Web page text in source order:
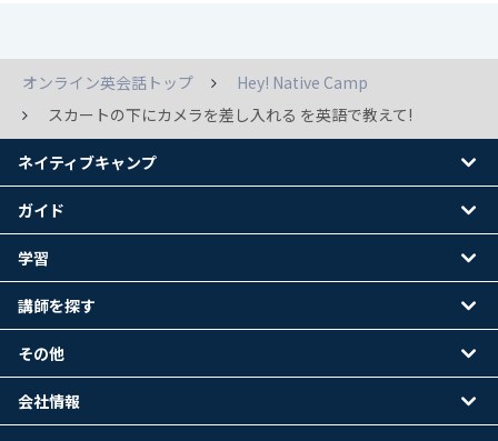
オンライン英会話トップ
Hey! Native Camp
スカートの下にカメラを差し入れる を英語で教えて!
ネイティブキャンプ
ガイド
学習
講師を探す
その他
会社情報